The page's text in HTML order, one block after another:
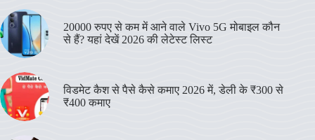
20000 रुपए से कम में आने वाले Vivo 5G मोबाइल कौन
से हैं? यहां देखें 2026 की लेटेस्ट लिस्ट
विडमेट कैश से पैसे कैसे कमाए 2026 में, डेली के ₹300 से
₹400 कमाए